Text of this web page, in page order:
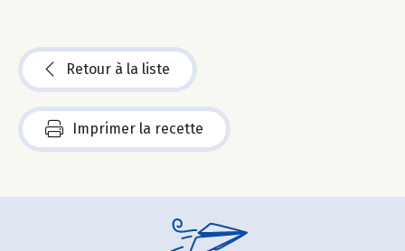
Retour à la liste
Imprimer la recette